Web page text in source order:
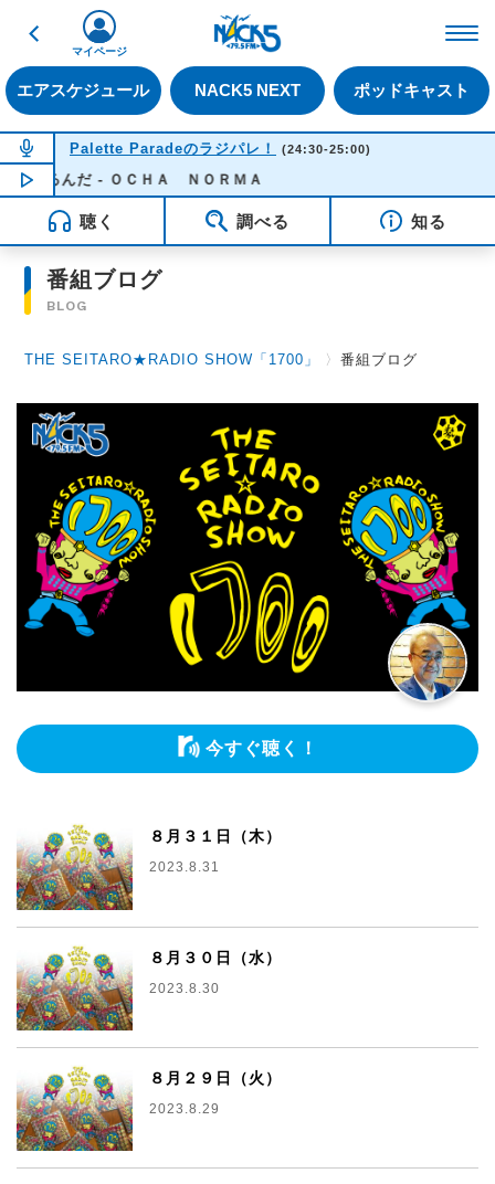
戻る
エアスケジュール NACK5 NEXT ポッドキャスト
マイページ
NOW ON AIR
Palette Paradeのラジパレ！ (24:30-25:00)
NOW PLAYING 00:15
いるんだ - ＯＣＨＡ ＮＯＲＭＡ
聴く 調べる 知る
番組ブログ
BLOG
THE SEITARO★RADIO SHOW「1700」 〉番組ブログ
今すぐ聴く！
８月３１日（木）
2023.8.31
８月３０日（水）
2023.8.30
８月２９日（火）
2023.8.29